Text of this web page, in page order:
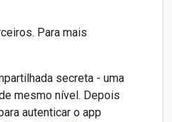
Para mais
secreta - uma
mesmo nível. Depois
autenticar o app